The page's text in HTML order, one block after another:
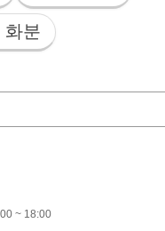
화분
~ 18:00